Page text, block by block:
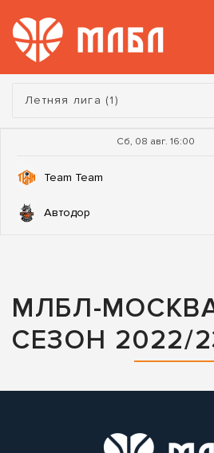
Турнир:
Летняя лига (1)
Сб, 08 авг. 16:00
Team Team
Автодор
МЛБЛ-
СЕЗОН 2022/